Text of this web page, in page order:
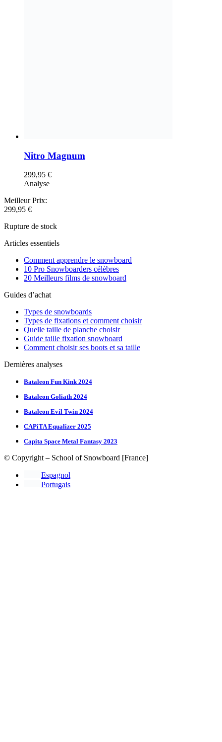
Nitro Magnum
299,95 €
Analyse
Meilleur Prix:
299,95 €
Rupture de stock
Articles essentiels
Comment apprendre le snowboard
10 Pro Snowboarders célèbres
20 Meilleurs films de snowboard
Guides d’achat
Types de snowboards
Types de fixations et comment choisir
Quelle taille de planche choisir
Guide taille fixation snowboard
Comment choisir ses boots et sa taille
Dernières analyses
Bataleon Fun Kink 2024
Bataleon Goliath 2024
Bataleon Evil Twin 2024
CAPiTA Equalizer 2025
Capita Space Metal Fantasy 2023
© Copyright – School of Snowboard [France]
Espagnol
Portugais